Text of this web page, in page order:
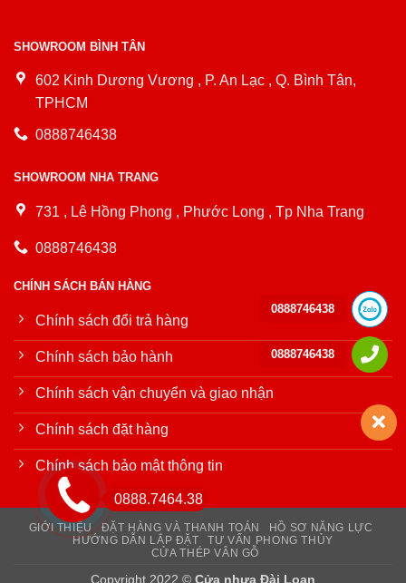
SHOWROOM BÌNH TÂN
602 Kinh Dương Vương , P. An Lạc , Q. Bình Tân,
TPHCM
0888746438
SHOWROOM NHA TRANG
731 , Lê Hồng Phong , Phước Long , Tp Nha Trang
0888746438
CHÍNH SÁCH BÁN HÀNG
Chính sách đổi trả hàng
Chính sách bảo hành
Chính sách vận chuyển và giao nhận
Chính sách đặt hàng
Chính sách bảo mật thông tin
GIỚI THIỆU ĐẶT HÀNG VÀ THANH TOÁN
HỒ SƠ NĂNG LỰC
HƯỚNG DẪN LẮP ĐẶT
TƯ VẤN PHONG THỦY
CỬA THÉP VÂN GỖ
Copyright 2022 © Cửa nhựa Đài Loan
0888.7464.38
0888746438
0888746438